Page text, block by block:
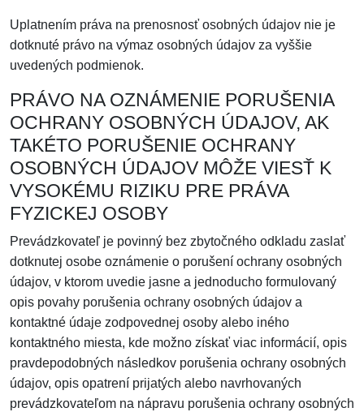
Uplatnením práva na prenosnosť osobných údajov nie je
dotknuté právo na výmaz osobných údajov za vyššie
uvedených podmienok.
PRÁVO NA OZNÁMENIE PORUŠENIA
OCHRANY OSOBNÝCH ÚDAJOV, AK
TAKÉTO PORUŠENIE OCHRANY
OSOBNÝCH ÚDAJOV MÔŽE VIESŤ K
VYSOKÉMU RIZIKU PRE PRÁVA
FYZICKEJ OSOBY
Prevádzkovateľ je povinný bez zbytočného odkladu zaslať
dotknutej osobe oznámenie o porušení ochrany osobných
údajov, v ktorom uvedie jasne a jednoducho formulovaný
opis povahy porušenia ochrany osobných údajov a
kontaktné údaje zodpovednej osoby alebo iného
kontaktného miesta, kde možno získať viac informácií, opis
pravdepodobných následkov porušenia ochrany osobných
údajov, opis opatrení prijatých alebo navrhovaných
prevádzkovateľom na nápravu porušenia ochrany osobných